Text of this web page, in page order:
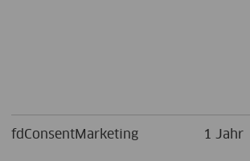
fdConsentMarketing 1 Jahr